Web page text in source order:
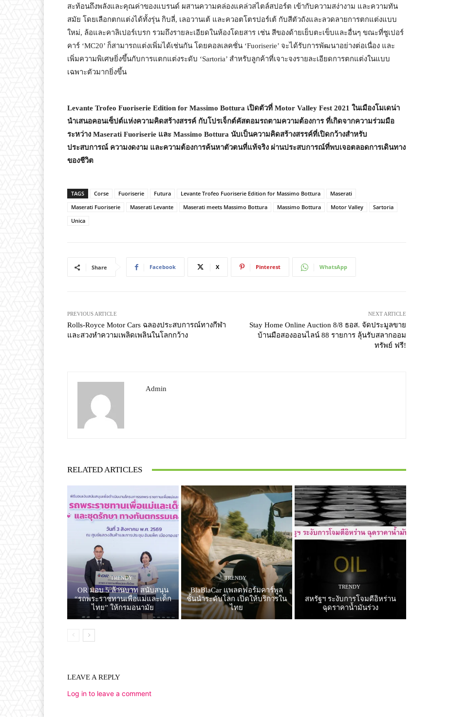
สะท้อนถึงพลังและคุณค่าของแบรนด์ ผสานความคล่องแคล่วสไตล์สปอร์ต เข้ากับความสง่างาม และความทัน
สมัย โดยเลือกตกแต่งได้ทั้งรุ่น กิบลี่, เลอวานเต้ และควอตโตรปอร์เต้ กับสีตัวถังและลวดลายการตกแต่งแบบ
ใหม่, ล้อและคาลิเปอร์เบรก รวมถึงรายละเอียดในห้องโดยสาร เช่น สีของด้ายเย็บตะเข็บและอื่นๆ ขณะที่ซูเปอร์
คาร์ ‘MC20’ ก็สามารถแต่งเพิ่มได้เช่นกัน โดยคอลเลคชั่น ‘Fuoriserie’ จะได้รับการพัฒนาอย่างต่อเนื่อง และ
เพิ่มความพิเศษยิ่งขึ้นกับการแตกแต่งระดับ ‘Sartoria’ สำหรับลูกค้าที่เจาะจงรายละเอียดการตกแต่งในแบบ
เฉพาะตัวมากยิ่งขึ้น
Levante Trofeo Fuoriserie Edition for Massimo Bottura เปิดตัวที่ Motor Valley Fest 2021 ในเมืองโมเดน่า
นำเสนอคอนเซ็ปต์แห่งความคิดสร้างสรรค์ กับโปรเจ็กต์คัสตอมรถตามความต้องการ ที่เกิดจากความร่วมมือ
ระหว่าง Maserati Fuoriserie และ Massimo Bottura นับเป็นความคิดสร้างสรรค์ที่เปิดกว้างสำหรับ
ประสบการณ์ ความงดงาม และความต้องการค้นหาตัวตนที่แท้จริง ผ่านประสบการณ์ที่พบเจอตลอดการเดินทาง
ของชีวิต
TAGS Corse Fuoriserie Futura Levante Trofeo Fuoriserie Edition for Massimo Bottura
Maserati
Maserati Fuoriserie
Maserati Levante Maserati meets Massimo Bottura Massimo Bottura Motor Valley
Sartoria
Unica
Share Facebook X Pinterest WhatsApp
PREVIOUS ARTICLE
Rolls-Royce Motor Cars ฉลองประสบการณ์ทางกีฬา
และสวงหำความเพลิดเพลินในโลกกว้าง
NEXT ARTICLE
Stay Home Online Auction 8/8 ธอส. จัดประมูลขาย
บ้านมือสองออนไลน์ 88 รายการ ลุ้นรับสลากออม
ทรัพย์ ฟรี!
Admin
RELATED ARTICLES
TRENDY
OR มอบ 5 ล้านบาท สนับสนุน
“รถพระราชทานเพื่อแม่และเด็ก
ไทย” ให้กรมอนามัย
TRENDY
BlaBlaCar แพลตฟอร์มคาร์พูล
ชั้นนำระดับโลก เปิดให้บริการใน
ไทย
TRENDY
สหรัฐฯ ระงับการโจมตีอิหร่าน
ฉุดราคาน้ำมันร่วง
LEAVE A REPLY
Log in to leave a comment